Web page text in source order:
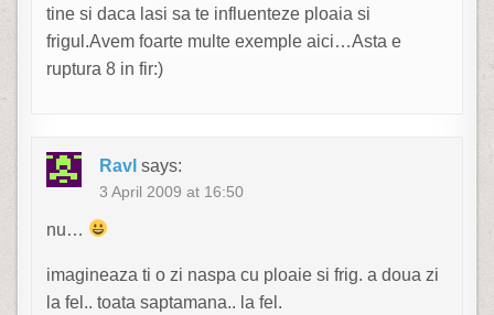
tine si daca lasi sa te influenteze ploaia si
frigul.Avem foarte multe exemple aici…Asta e
ruptura 8 in fir:)
Ravl says:
3 April 2009 at 16:50
nu…
imagineaza ti o zi naspa cu ploaie si frig. a doua zi
la fel.. toata saptamana.. la fel.